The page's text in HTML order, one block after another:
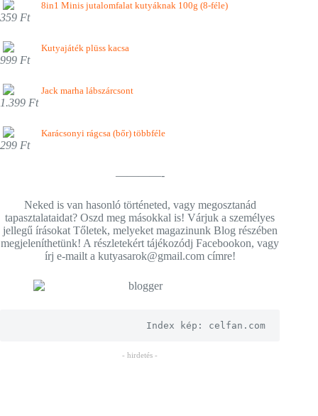
8in1 Minis jutalomfalat kutyáknak 100g (8-féle)
359 Ft
Kutyajáték plüss kacsa
999 Ft
Jack marha lábszárcsont
1.399 Ft
Karácsonyi rágcsa (bőr) többféle
299 Ft
————-
Neked is van hasonló történeted, vagy megosztanád
tapasztalataidat? Oszd meg másokkal is! Várjuk a személyes
jellegű írásokat Tőletek, melyeket magazinunk Blog részében
megjeleníthetünk! A részletekért tájékozódj Facebookon, vagy
írj e-mailt a kutyasarok@gmail.com címre!
Index kép: celfan.com
- hirdetés -